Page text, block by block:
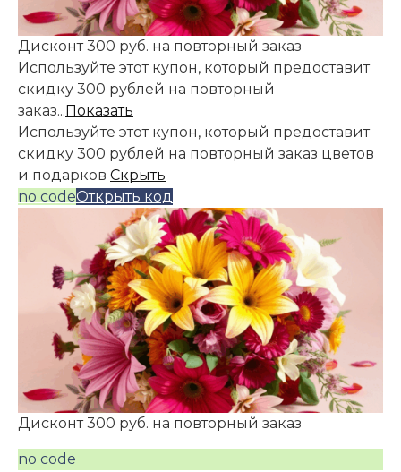
Дисконт 300 руб. на повторный заказ
Используйте этот купон, который предоставит
скидку 300 рублей на повторный
заказ...Показать
Используйте этот купон, который предоставит
скидку 300 рублей на повторный заказ цветов
и подарков Скрыть
no codeОткрыть код
Дисконт 300 руб. на повторный заказ
no code